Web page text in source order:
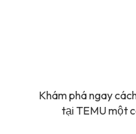
Khám phá ngay
tại TEMU một